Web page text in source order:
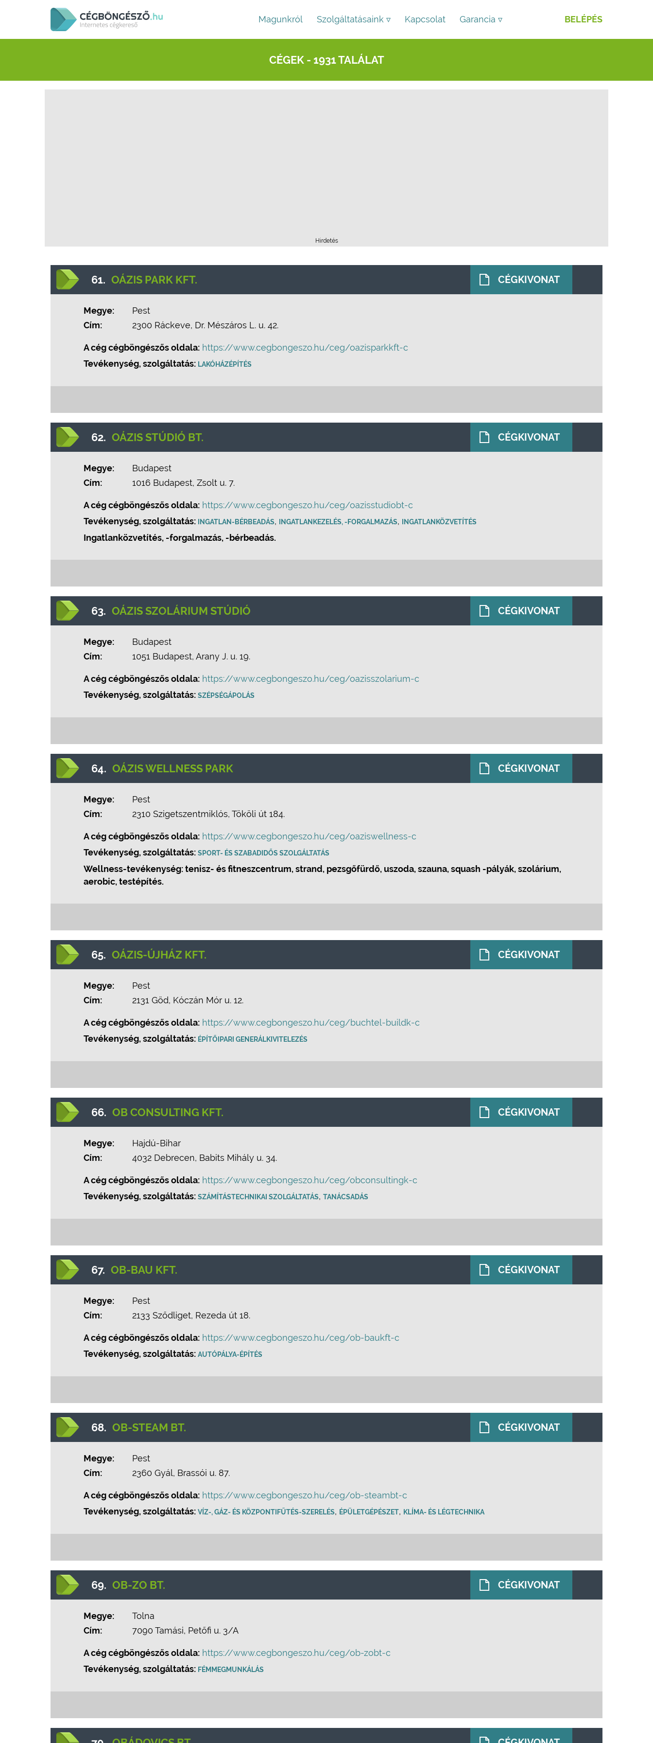
Magunkról Szolgáltatásaink ▿ Kapcsolat Garancia ▿ BELÉPÉS
CÉGEK - 1931 TALÁLAT
Hirdetés
61. OÁZIS PARK KFT. CÉGKIVONAT
Megye:
Pest
Cím:
2300 Ráckeve, Dr. Mészáros L. u. 42.
A cég cégböngészős oldala: https://www.cegbongeszo.hu/ceg/oazisparkkft-c
Tevékenység, szolgáltatás: LAKÓHÁZÉPÍTÉS
62. OÁZIS STÚDIÓ BT. CÉGKIVONAT
Megye:
Budapest
Cím:
1016 Budapest, Zsolt u. 7.
A cég cégböngészős oldala: https://www.cegbongeszo.hu/ceg/oazisstudiobt-c
Tevékenység, szolgáltatás:
INGATLAN-BÉRBEADÁS, INGATLANKEZELÉS, -FORGALMAZÁS, INGATLANKÖZVETÍTÉS
Ingatlanközvetítés, -forgalmazás, -bérbeadás.
63. OÁZIS SZOLÁRIUM STÚDIÓ CÉGKIVONAT
Megye:
Budapest
Cím:
1051 Budapest, Arany J. u. 19.
A cég cégböngészős oldala: https://www.cegbongeszo.hu/ceg/oazisszolarium-c
Tevékenység, szolgáltatás: SZÉPSÉGÁPOLÁS
64. OÁZIS WELLNESS PARK CÉGKIVONAT
Megye:
Pest
Cím:
2310 Szigetszentmiklós, Tököli út 184.
A cég cégböngészős oldala: https://www.cegbongeszo.hu/ceg/oaziswellness-c
Tevékenység, szolgáltatás: SPORT- ÉS SZABADIDŐS SZOLGÁLTATÁS
Wellness-tevékenység: tenisz- és fitneszcentrum, strand, pezsgőfürdő, uszoda, szauna, squash -pályák, szolárium,
aerobic, testépítés.
65. OÁZIS-ÚJHÁZ KFT. CÉGKIVONAT
Megye:
Pest
Cím:
2131 Göd, Kóczán Mór u. 12.
A cég cégböngészős oldala: https://www.cegbongeszo.hu/ceg/buchtel-buildk-c
Tevékenység, szolgáltatás: ÉPÍTŐIPARI GENERÁLKIVITELEZÉS
66. OB CONSULTING KFT. CÉGKIVONAT
Megye:
Hajdú-Bihar
Cím:
4032 Debrecen, Babits Mihály u. 34.
A cég cégböngészős oldala: https://www.cegbongeszo.hu/ceg/obconsultingk-c
Tevékenység, szolgáltatás: SZÁMÍTÁSTECHNIKAI SZOLGÁLTATÁS, TANÁCSADÁS
67. OB-BAU KFT. CÉGKIVONAT
Megye:
Pest
Cím:
2133 Sződliget, Rezeda út 18.
A cég cégböngészős oldala: https://www.cegbongeszo.hu/ceg/ob-baukft-c
Tevékenység, szolgáltatás: AUTÓPÁLYA-ÉPÍTÉS
68. OB-STEAM BT. CÉGKIVONAT
Megye:
Pest
Cím:
2360 Gyál, Brassói u. 87.
A cég cégböngészős oldala: https://www.cegbongeszo.hu/ceg/ob-steambt-c
Tevékenység, szolgáltatás: VÍZ-, GÁZ- ÉS KÖZPONTIFŰTÉS-SZERELÉS, ÉPÜLETGÉPÉSZET, KLÍMA- ÉS LÉGTECHNIKA
69. OB-ZO BT. CÉGKIVONAT
Megye:
Tolna
Cím:
7090 Tamási, Petőfi u. 3/A
A cég cégböngészős oldala: https://www.cegbongeszo.hu/ceg/ob-zobt-c
Tevékenység, szolgáltatás: FÉMMEGMUNKÁLÁS